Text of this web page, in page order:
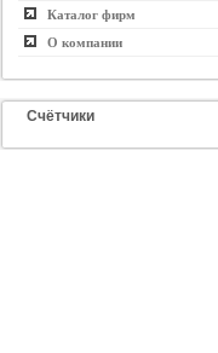
Каталог фирм
О компании
Счётчики